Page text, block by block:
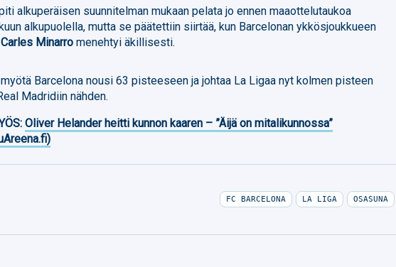
alkuperäisen suunnitelman mukaan pelata jo ennen maaottelutaukoa
alkupuolella, mutta se päätettiin siirtää, kun Barcelonan ykkösjoukkueen
Carles Minarro menehtyi äkillisesti.
Barcelona nousi 63 pisteeseen ja johtaa La Ligaa nyt kolmen pisteen
Madridiin nähden.
Oliver Helander heitti kunnon kaaren – ”Äijä on mitalikunnossa”
FC BARCELONA LA LIGA OSASUNA